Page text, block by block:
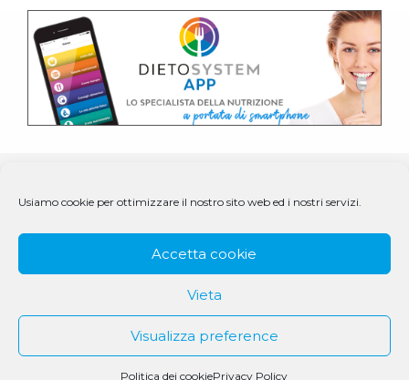
Usiamo cookie per ottimizzare il nostro sito web ed i nostri servizi.
Accetta cookie
Vieta
Visualizza preference
Politica dei cookiePrivacy Policy
© 1979 - 2025 DS Medigroup S.r.l. a socio unico | CF/P.IVA
07979550154